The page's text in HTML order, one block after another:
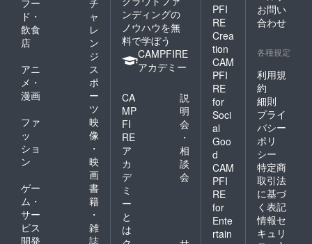
フー
ド・
飲食
店
チ
ャ
レ
ン
ジ
アニ
メ・
漫画
ス
ポ
ー
ツ
ファ
ッ
ショ
ン
映
像
・
映
画
ゲー
ム・
サー
ビス
開発
書
籍
・
雑
誌
ンディングの
ノウハウを無
料で学ぼう
CAMPFIRE
アカデミー
CA
MP
FI
RE
ア
カ
デ
ミ
ー
と
は
説
明
会
・
相
談
会
PFI
RE
Crea
tion
CAM
PFI
RE
for
Soci
al
Goo
d
CAM
PFI
RE
for
Ente
rtain
お問い
合わせ
各種規定
利用規
約
細則
プライ
バシー
ポリ
シー
特定商
取引法
に基づ
く表記
情報セ
キュリ